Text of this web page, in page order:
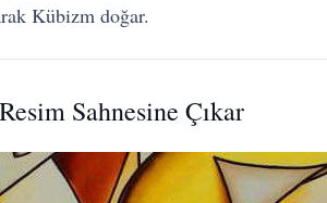
Kübizm doğar.
Sahnesine Çıkar